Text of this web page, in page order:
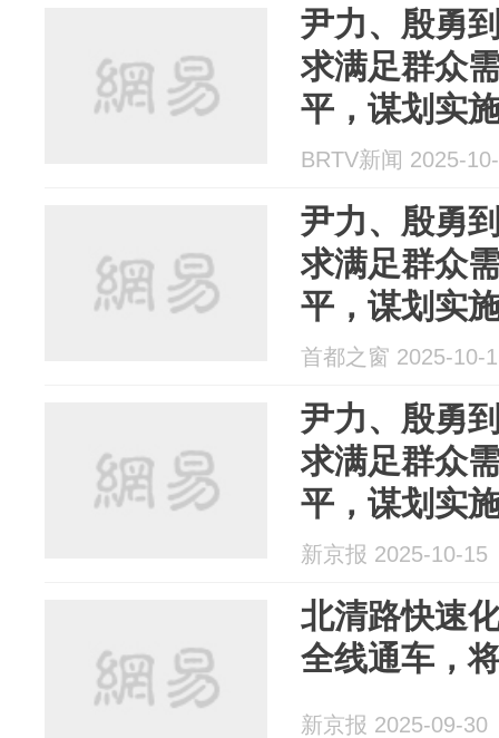
尹力、殷勇
求满足群众
平，谋划实
BRTV新闻 2025-
尹力、殷勇
求满足群众
平，谋划实
首都之窗 2025-10-
尹力、殷勇
求满足群众
平，谋划实
新京报 2025-10-15
北清路快速
全线通车，
新京报 2025-09-30